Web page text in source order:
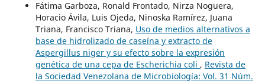
Fátima Garboza, Ronald Frontado, Nirza Noguera,
Horacio Ávila, Luis Ojeda, Ninoska Ramírez, Juana
Triana, Francisco Triana, Uso de medios alternativos a
base de hidrolizado de caseína y extracto de
Aspergillus niger y su efecto sobre la expresión
genética de una cepa de Escherichia coli , Revista de
la Sociedad Venezolana de Microbiología: Vol. 31 Núm.